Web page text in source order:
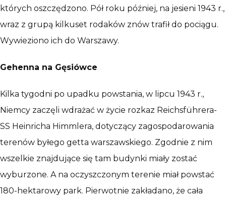
których oszczędzono. Pół roku później, na jesieni 1943 r.,
wraz z grupą kilkuset rodaków znów trafił do pociągu.
Wywieziono ich do Warszawy.
Gehenna na Gęsiówce
Kilka tygodni po upadku powstania, w lipcu 1943 r.,
Niemcy zaczęli wdrażać w życie rozkaz Reichsführera-
SS Heinricha Himmlera, dotyczący zagospodarowania
terenów byłego getta warszawskiego. Zgodnie z nim
wszelkie znajdujące się tam budynki miały zostać
wyburzone. A na oczyszczonym terenie miał powstać
180-hektarowy park. Pierwotnie zakładano, że cała